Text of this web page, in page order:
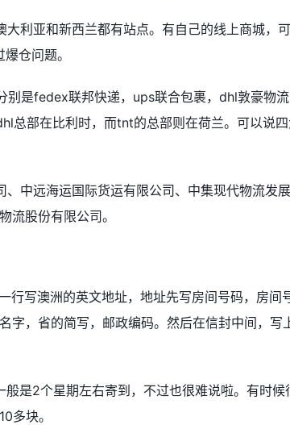
利亚和新西兰都有站点。有自己的线上商城，可
仓问题。
是fedex联邦快递，ups联合包裹，dhl敦豪物
总部在比利时，而tnt的总部则在荷兰。可以说
中远海运国际货运有限公司、中集现代物流发展
流股份有限公司。
行写澳洲的英文地址，地址先写房间号码，房间
字，省的简写，邮政编码。然后在信封中间，写
是2个星期左右寄到，不过也很难说啦。有时候
多块。